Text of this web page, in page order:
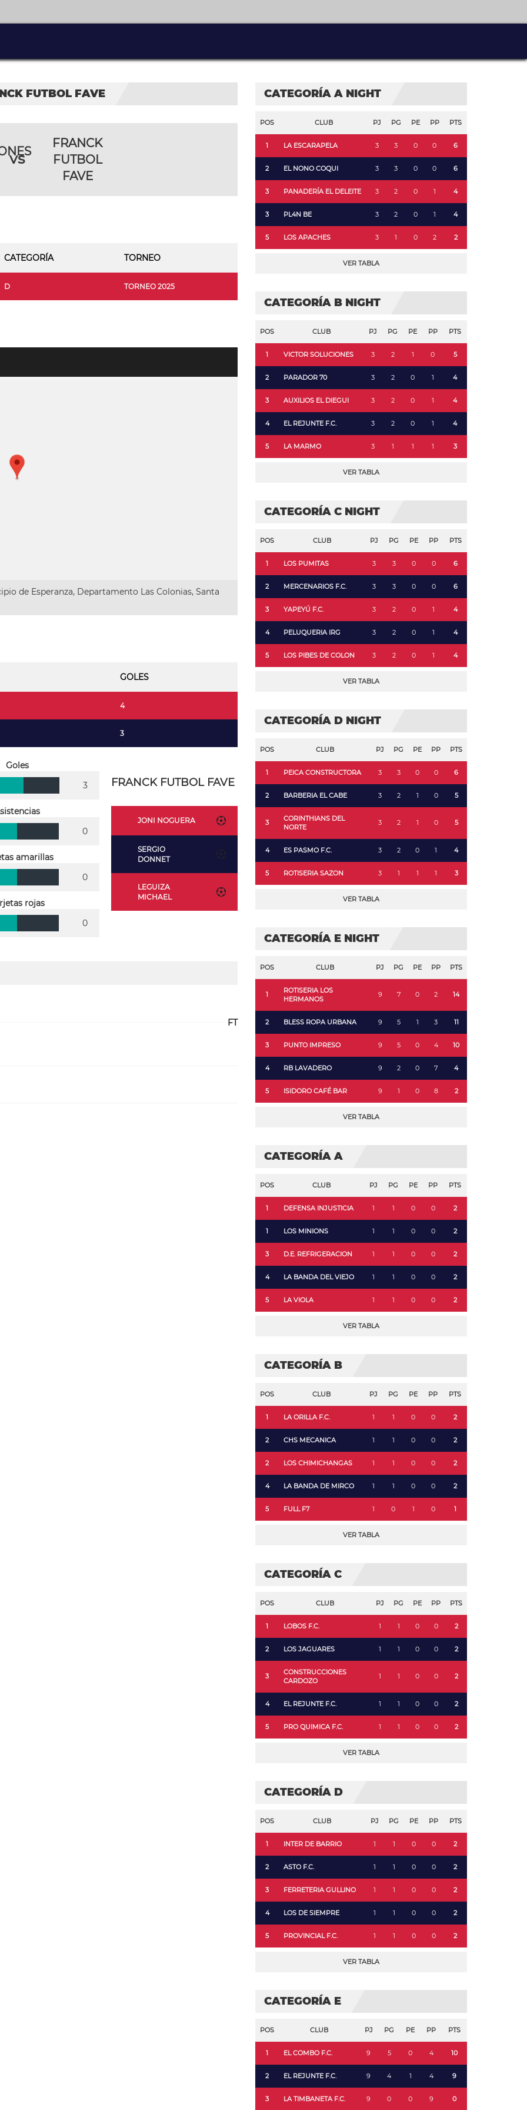
FUTBOL FAVE
vs
FRANCK
FUTBOL
FAVE
CATEGORÍA TORNEO
D TORNEO 2025
de Esperanza, Departamento Las Colonias, Santa
GOLES
4
3
FRANCK FUTBOL FAVE
JONI NOGUERA
SERGIO
DONNET
LEGUIZA
MICHAEL
Goles
3
0
amarillas
0
rojas
0
FT
CATEGORÍA A NIGHT
POS CLUB PJ PG PE PP PTS
1 LA ESCARAPELA 3 3 0 0 6
2 EL NONO COQUI 3 3 0 0 6
3 PANADERÍA EL DELEITE 3 2 0 1 4
3 PL4N BE 3 2 0 1 4
5 LOS APACHES 3 1 0 2 2
VER TABLA
CATEGORÍA B NIGHT
POS CLUB PJ PG PE PP PTS
1 VICTOR SOLUCIONES 3 2 1 0 5
2 PARADOR 70 3 2 0 1 4
3 AUXILIOS EL DIEGUI 3 2 0 1 4
4 EL REJUNTE F.C. 3 2 0 1 4
5 LA MARMO 3 1 1 1 3
VER TABLA
CATEGORÍA C NIGHT
POS CLUB PJ PG PE PP PTS
1 LOS PUMITAS 3 3 0 0 6
2 MERCENARIOS F.C. 3 3 0 0 6
3 YAPEYÚ F.C. 3 2 0 1 4
4 PELUQUERIA IRG 3 2 0 1 4
5 LOS PIBES DE COLON 3 2 0 1 4
VER TABLA
CATEGORÍA D NIGHT
POS CLUB PJ PG PE PP PTS
1 PEICA CONSTRUCTORA 3 3 0 0 6
2 BARBERIA EL CABE 3 2 1 0 5
3
CORINTHIANS DEL
NORTE
3 2 1 0 5
4 ES PASMO F.C. 3 2 0 1 4
5 ROTISERIA SAZON 3 1 1 1 3
VER TABLA
CATEGORÍA E NIGHT
POS CLUB PJ PG PE PP PTS
1
ROTISERIA LOS
HERMANOS
9 7 0 2 14
2 BLESS ROPA URBANA 9 5 1 3 11
3 PUNTO IMPRESO 9 5 0 4 10
4 RB LAVADERO 9 2 0 7 4
5 ISIDORO CAFÉ BAR 9 1 0 8 2
VER TABLA
CATEGORÍA A
POS CLUB PJ PG PE PP PTS
1 DEFENSA INJUSTICIA 1 1 0 0 2
1 LOS MINIONS 1 1 0 0 2
3 D.E. REFRIGERACION 1 1 0 0 2
4 LA BANDA DEL VIEJO 1 1 0 0 2
5 LA VIOLA 1 1 0 0 2
VER TABLA
CATEGORÍA B
POS CLUB PJ PG PE PP PTS
1 LA ORILLA F.C. 1 1 0 0 2
2 CHS MECANICA 1 1 0 0 2
2 LOS CHIMICHANGAS 1 1 0 0 2
4 LA BANDA DE MIRCO 1 1 0 0 2
5 FULL F7 1 0 1 0 1
VER TABLA
CATEGORÍA C
POS CLUB PJ PG PE PP PTS
1 LOBOS F.C. 1 1 0 0 2
2 LOS JAGUARES 1 1 0 0 2
3
CONSTRUCCIONES
CARDOZO
1 1 0 0 2
4 EL REJUNTE F.C. 1 1 0 0 2
5 PRO QUIMICA F.C. 1 1 0 0 2
VER TABLA
CATEGORÍA D
POS CLUB PJ PG PE PP PTS
1 INTER DE BARRIO 1 1 0 0 2
2 ASTO F.C. 1 1 0 0 2
3 FERRETERIA GULLINO 1 1 0 0 2
4 LOS DE SIEMPRE 1 1 0 0 2
5 PROVINCIAL F.C. 1 1 0 0 2
VER TABLA
CATEGORÍA E
POS CLUB PJ PG PE PP PTS
1 EL COMBO F.C. 9 5 0 4 10
2 EL REJUNTE F.C. 9 4 1 4 9
3 LA TIMBANETA F.C. 9 0 0 9 0